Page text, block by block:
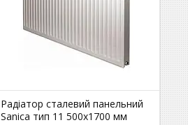
Радіатор сталевий панельний
Sanica тип 11 500х1700 мм